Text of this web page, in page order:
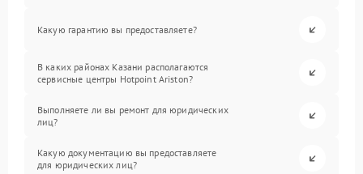
Какую гарантию вы предоставляете?
В каких районах Казани располагаются
сервисные центры Hotpoint Ariston?
Выполняете ли вы ремонт для юридических
лиц?
Какую документацию вы предоставляете
для юридических лиц?